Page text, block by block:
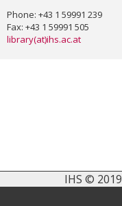
Phone: +43 1 59991 239
Fax: +43 1 59991 505
library(at)ihs.ac.at
IHS © 2019